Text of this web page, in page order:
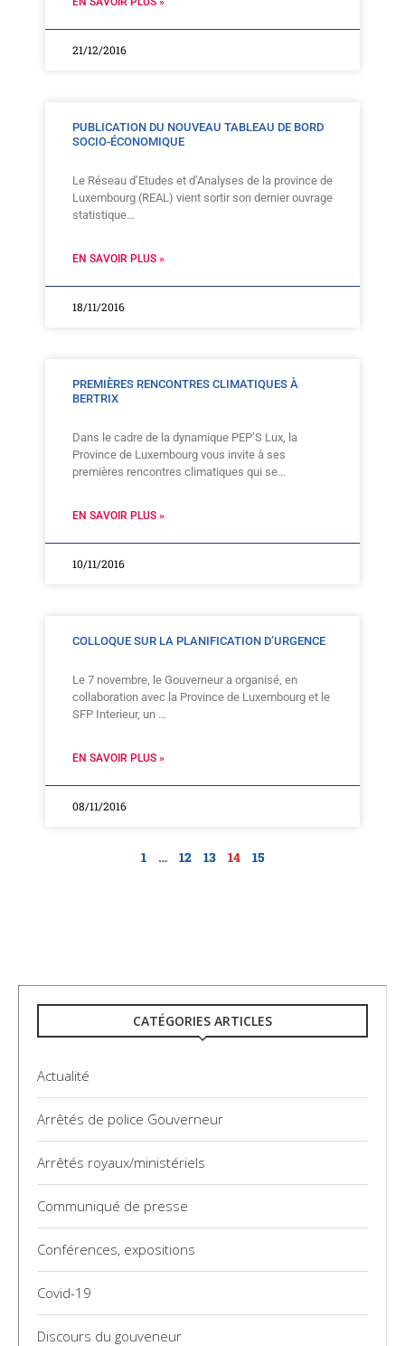
21/12/2016
PUBLICATION DU NOUVEAU TABLEAU DE BORD
SOCIO-ÉCONOMIQUE
Le Réseau d’Etudes et d’Analyses de la province de
Luxembourg (REAL) vient sortir son dernier ouvrage
statistique…
EN SAVOIR PLUS »
18/11/2016
PREMIÈRES RENCONTRES CLIMATIQUES À
BERTRIX
Dans le cadre de la dynamique PEP’S Lux, la
Province de Luxembourg vous invite à ses
premières rencontres climatiques qui se…
EN SAVOIR PLUS »
10/11/2016
COLLOQUE SUR LA PLANIFICATION D’URGENCE
Le 7 novembre, le Gouverneur a organisé, en
collaboration avec la Province de Luxembourg et le
SFP Interieur, un …
EN SAVOIR PLUS »
08/11/2016
1 … 12 13 14 15
CATÉGORIES ARTICLES
Actualité
Arrêtés de police Gouverneur
Arrêtés royaux/ministériels
Communiqué de presse
Conférences, expositions
Covid-19
Discours du gouveneur